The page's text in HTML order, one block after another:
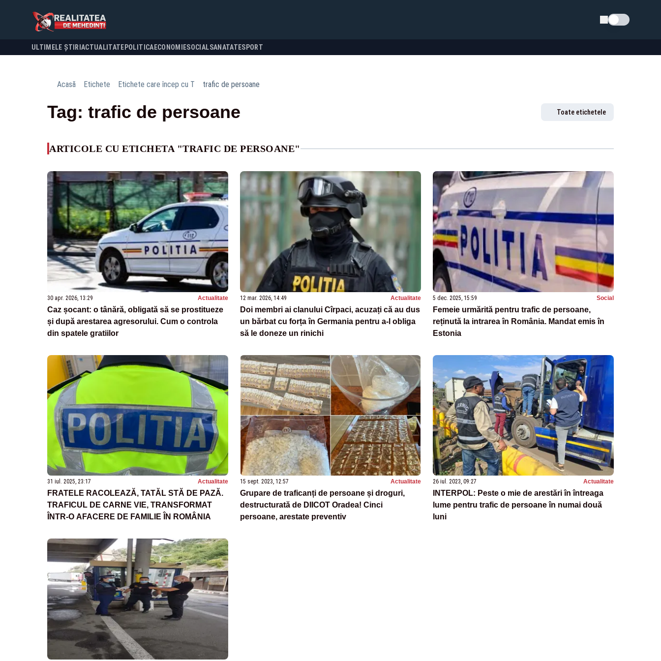
Schimba tema
ULTIMELE ȘTIRI ACTUALITATE POLITICA ECONOMIESOCIALSANATATESPORT
Acasă Etichete Etichete care încep cu T trafic de persoane
Tag: trafic de persoane Toate etichetele
ARTICOLE CU ETICHETA "TRAFIC DE PERSOANE"
30 apr. 2026, 13:29 Actualitate
Caz șocant: o tânără, obligată să se prostitueze
și după arestarea agresorului. Cum o controla
din spatele gratiilor
12 mar. 2026, 14:49 Actualitate
Doi membri ai clanului Cîrpaci, acuzați că au dus
un bărbat cu forța în Germania pentru a-l obliga
să le doneze un rinichi
5 dec. 2025, 15:59 Social
Femeie urmărită pentru trafic de persoane,
reținută la intrarea în România. Mandat emis în
Estonia
31 iul. 2025, 23:17 Actualitate
FRATELE RACOLEAZĂ, TATĂL STĂ DE PAZĂ.
TRAFICUL DE CARNE VIE, TRANSFORMAT
ÎNTR-O AFACERE DE FAMILIE ÎN ROMÂNIA
15 sept. 2023, 12:57 Actualitate
Grupare de traficanți de persoane și droguri,
destructurată de DIICOT Oradea! Cinci
persoane, arestate preventiv
26 iul. 2023, 09:27 Actualitate
INTERPOL: Peste o mie de arestări în întreaga
lume pentru trafic de persoane în numai două
luni